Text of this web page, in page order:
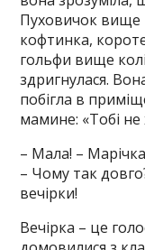
Пуховичок вище
кофтинка,
гольфи вище
здригнулася.
побігла в
мамине: «Тобі не
– Мала! –
– Чому так
вечірки!
Вечірка – це